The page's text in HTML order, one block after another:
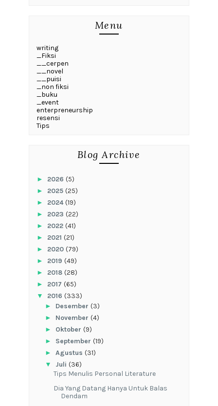
Menu
writing
_Fiksi
__cerpen
__novel
__puisi
_non fiksi
_buku
_event
enterpreneurship
resensi
Tips
Blog Archive
► 2026 (5)
► 2025 (25)
► 2024(19)
► 2023 (22)
► 2022 (41)
► 2021 (21)
► 2020 (79)
► 2019 (49)
► 2018 (28)
► 2017 (65)
▼ 2016 (333)
► Desember (3)
► November (4)
► Oktober (9)
► September (19)
► Agustus (31)
▼ Juli (36)
Tips Menulis Personal Literature
Dia Yang Datang Hanya Untuk Balas
Dendam